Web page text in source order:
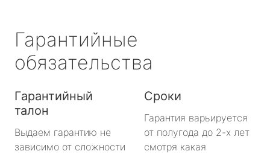
Гарантийные
обязательства
Гарантийный
талон
Выдаем гарантию не
зависимо от сложности
Сроки
Гарантия варьируется
от полугода до 2-х лет
смотря какая